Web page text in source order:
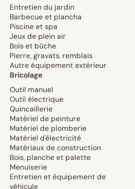
Entretien du jardin
Barbecue et plancha
Piscine et spa
Jeux de plein air
Bois et bûche
Pierre, gravats, remblais
Autre équipement extérieur
Bricolage
Outil manuel
Outil électrique
Quincaillerie
Matériel de peinture
Matériel de plomberie
Matériel d'électricité
Matériaux de construction
Bois, planche et palette
Menuiserie
Entretien et équipement de
véhicule